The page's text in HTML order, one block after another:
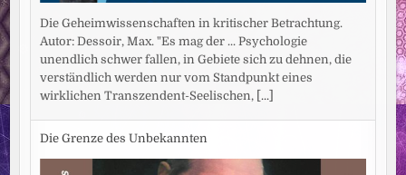
Die Geheimwissenschaften in kritischer Betrachtung.
Autor: Dessoir, Max. "Es mag der ... Psychologie
unendlich schwer fallen, in Gebiete sich zu dehnen, die
verständlich werden nur vom Standpunkt eines
wirklichen Transzendent-Seelischen, [...]
Die Grenze des Unbekannten